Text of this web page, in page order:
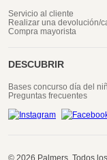
Servicio al cliente
Realizar una devolución/
Compra mayorista
DESCUBRIR
Bases concurso día del
Preguntas frecuentes
© 2026 Palmers. Todos